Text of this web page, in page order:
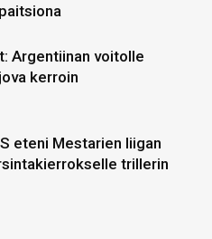
Argentiinan voitolle
kerroin
eteni Mestarien liigan
trillerin